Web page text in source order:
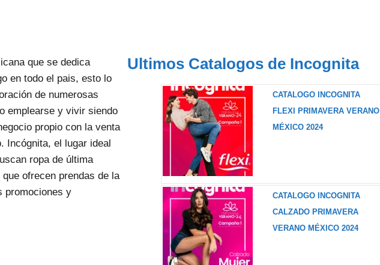
que se dedica
en todo el pais, esto lo
de numerosas
emplearse y vivir siendo
propio con la venta
Incógnita, el lugar ideal
ropa de última
ofrecen prendas de la
promociones y
Ultimos Catalogos de Incognita
CATALOGO INCOGNITA
FLEXI PRIMAVERA VERANO
MÉXICO 2024
CATALOGO INCOGNITA
CALZADO PRIMAVERA
VERANO MÉXICO 2024